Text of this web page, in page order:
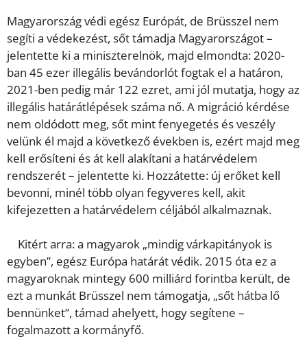
Magyarország védi egész Európát, de Brüsszel nem
segíti a védekezést, sőt támadja Magyarországot –
jelentette ki a miniszterelnök, majd elmondta: 2020-
ban 45 ezer illegális bevándorlót fogtak el a határon,
2021-ben pedig már 122 ezret, ami jól mutatja, hogy az
illegális határátlépések száma nő. A migráció kérdése
nem oldódott meg, sőt mint fenyegetés és veszély
velünk él majd a következő években is, ezért majd meg
kell erősíteni és át kell alakítani a határvédelem
rendszerét – jelentette ki. Hozzátette: új erőket kell
bevonni, minél több olyan fegyveres kell, akit
kifejezetten a határvédelem céljából alkalmaznak.
Kitért arra: a magyarok „mindig várkapitányok is
egyben”, egész Európa határát védik. 2015 óta ez a
magyaroknak mintegy 600 milliárd forintba került, de
ezt a munkát Brüsszel nem támogatja, „sőt hátba lő
bennünket”, támad ahelyett, hogy segítene –
fogalmazott a kormányfő.